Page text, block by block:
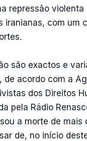
repressão violenta
iranianas, com um
são exactos e
de acordo com a
dos Direitos
pela Rádio
a morte de mais
de, no início